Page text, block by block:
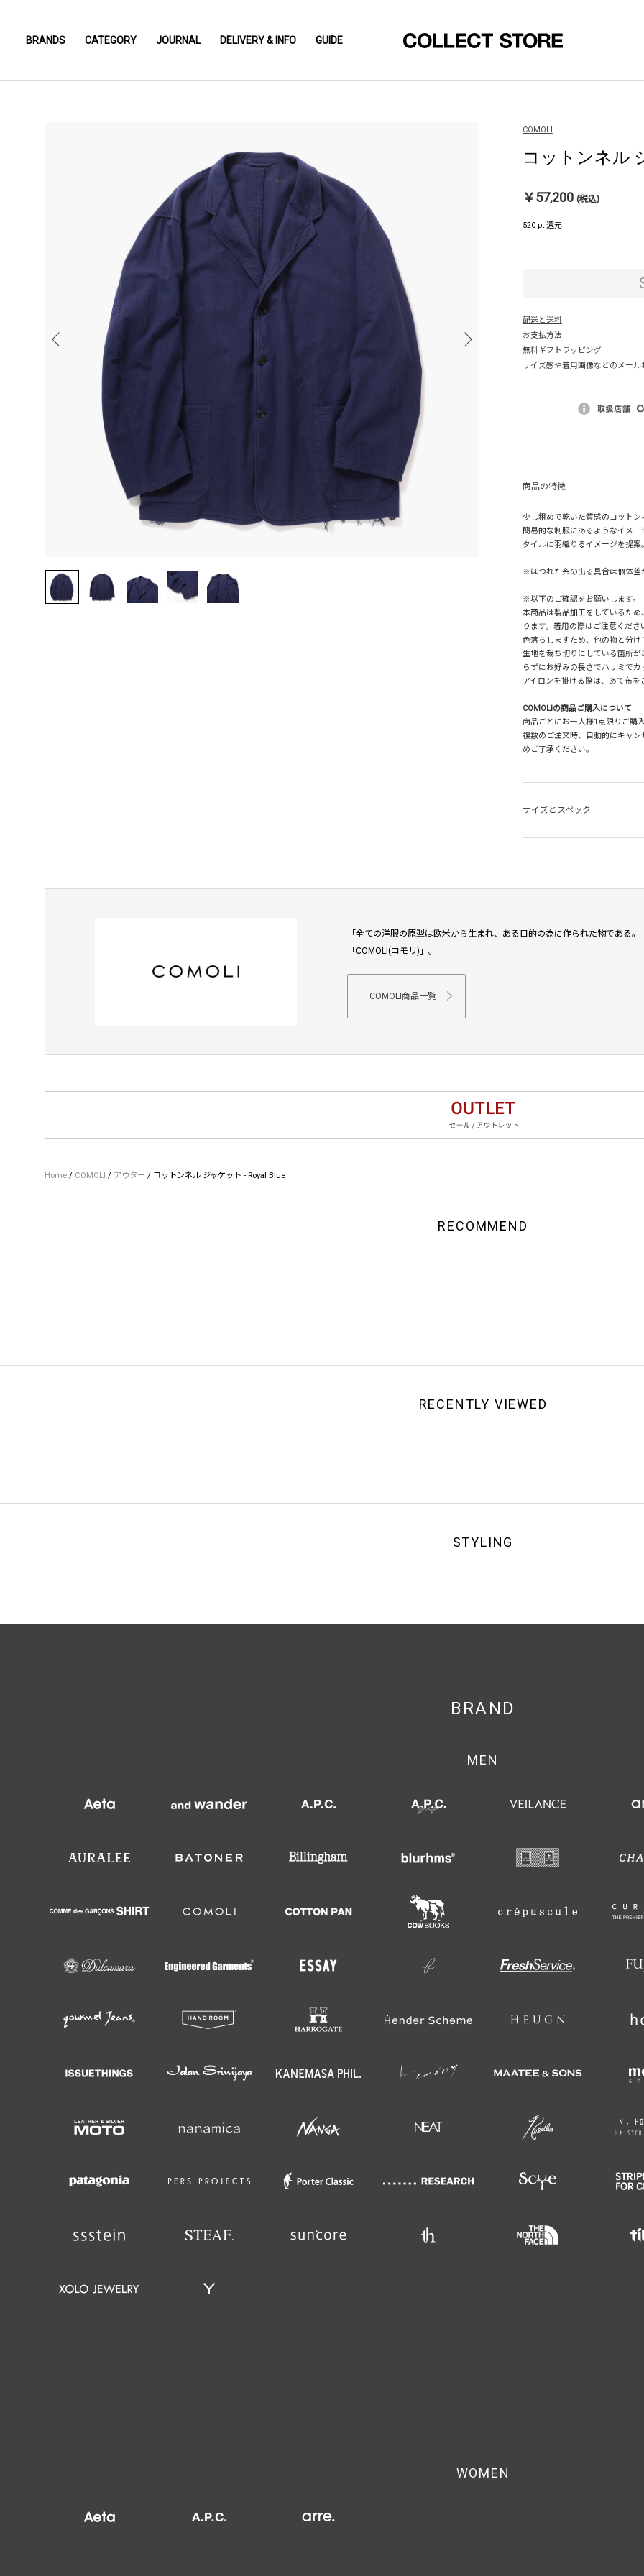
BRANDS CATEGORY JOURNAL DELIVERY & INFO GUIDE
COMOLI
コットンネル
￥57,200 (税込)
520 pt 還元
配送と送料
お支払方法
無料ギフトラッピング
サイズ感や着用画像などのメール
商品の特徴
少し粗めで乾いた質感のコットン
簡易的な制服にあるようなイメー
タイルに羽織りるイメージを提案。
※ほつれた糸の出る具合は個体差
※以下のご確認をお願いします。
本商品は製品加工をしているた
ります。着用の際はご注意くださ
色落ちしますため、他の物と分け
生地を裁ち切りにしている箇所
らずにお好みの長さでハサミでカ
アイロンを掛ける際は、あて布を
COMOLIの商品ご購入について
商品ごとにお一人様1点限りご購
複数のご注文時、自動的にキャ
めご了承ください。
サイズとスペック
「全ての洋服の原型は欧米から生まれ、ある目的の為に作られた物である
「COMOLI(コモリ)」。
COMOLI商品一覧
Home / COMOLI / アウター / コットンネル ジャケット - Royal Blue
RECOMMEND
RECENTLY VIEWED
STYLING
BRAND
MEN